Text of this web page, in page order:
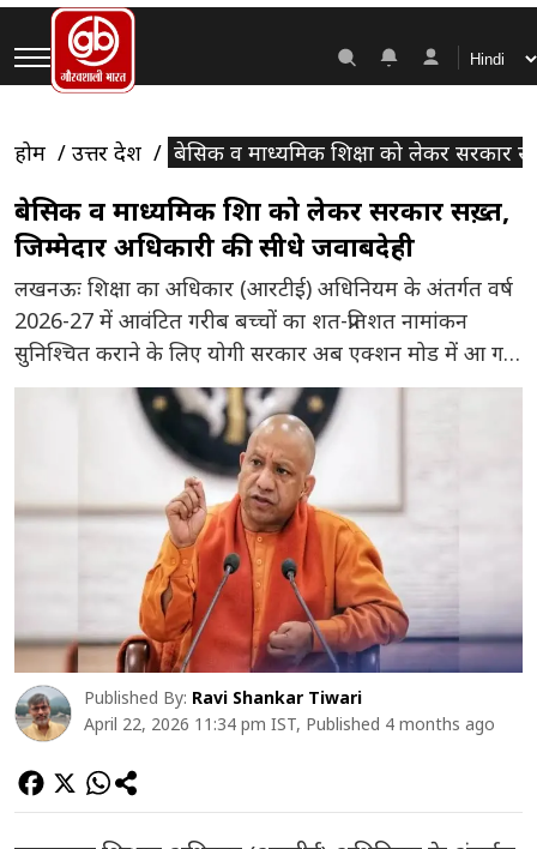
होम उत्तर प्रदेश बेसिक व माध्यमिक शिक्षा को लेकर सरकार
बेसिक व माध्यमिक शिक्षा को लेकर सरकार सख़्त,
जिम्मेदार अधिकारी की सीधे जवाबदेही
लखनऊः शिक्षा का अधिकार (आरटीई) अधिनियम के अंतर्गत वर्ष
2026-27 में आवंटित गरीब बच्चों का शत-प्रतिशत नामांकन
सुनिश्चित कराने के लिए योगी सरकार अब एक्शन मोड में आ गई
है। अपर मुख्य सचिव, बेसिक व माध्यमिक शिक्षा सचिव पार्थ
सारथी सेन शर्मा ने सभी जिलाधिकारियों और जिला बेसिक शिक्षा
अधिकारियों को स्पष्ट और कड़े निर्देश […]
Published By: Ravi Shankar Tiwari
April 22, 2026 11:34 pm IST, Published 4 months ago